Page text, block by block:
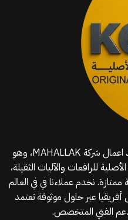
موقع قطع الغيار KGSAN وهو أحد اعمال شركة MAHALLAK، وهو
للرافعات والآليات الثقيلة،
نخدم عملاءنا في في العالم
عبر حلول موثوقة تعتمد
الفني المتخصص.